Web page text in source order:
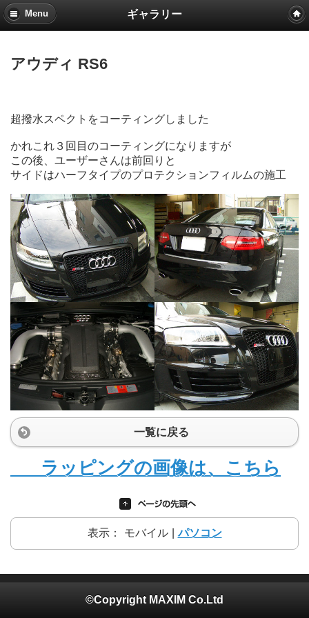
Menu ギャラリー
アウディ RS6
超撥水スペクトをコーティングしました
かれこれ３回目のコーティングになりますが
この後、ユーザーさんは前回りと
サイドはハーフタイプのプロテクションフィルムの施工
一覧に戻る
ラッピングの画像は、こちら
表示： モバイル パソコン
©Copyright MAXIM Co.Ltd